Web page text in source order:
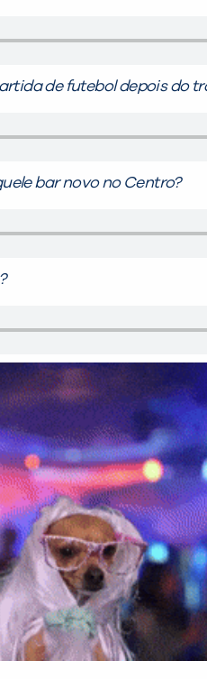
de futebol depois do
bar novo no Centro?